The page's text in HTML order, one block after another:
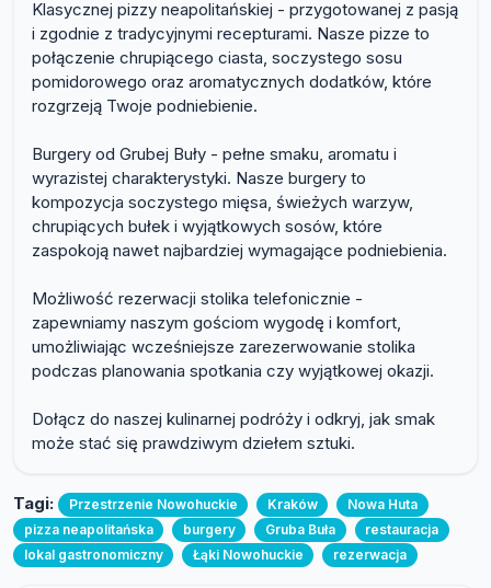
Klasycznej pizzy neapolitańskiej - przygotowanej z pasją
i zgodnie z tradycyjnymi recepturami. Nasze pizze to
połączenie chrupiącego ciasta, soczystego sosu
pomidorowego oraz aromatycznych dodatków, które
rozgrzeją Twoje podniebienie.
Burgery od Grubej Buły - pełne smaku, aromatu i
wyrazistej charakterystyki. Nasze burgery to
kompozycja soczystego mięsa, świeżych warzyw,
chrupiących bułek i wyjątkowych sosów, które
zaspokoją nawet najbardziej wymagające podniebienia.
Możliwość rezerwacji stolika telefonicznie -
zapewniamy naszym gościom wygodę i komfort,
umożliwiając wcześniejsze zarezerwowanie stolika
podczas planowania spotkania czy wyjątkowej okazji.
Dołącz do naszej kulinarnej podróży i odkryj, jak smak
może stać się prawdziwym dziełem sztuki.
Tagi: Przestrzenie Nowohuckie Kraków
Nowa Huta
pizza neapolitańska
burgery Gruba Buła
restauracja
lokal gastronomiczny
Łąki Nowohuckie rezerwacja